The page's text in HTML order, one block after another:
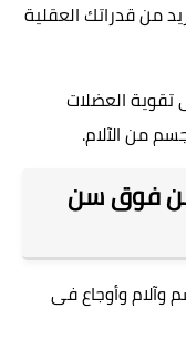
من قدراتك العقلية
تقوية العضلات
من الآلام.
فوق سن
وآلام وأوجاع فى